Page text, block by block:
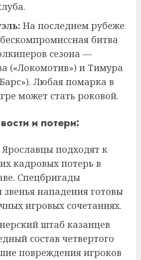
На последнем рубеже
битва
сезона —
(«Локомотив») и Тимура
Любая помарка в
может стать роковой.
и потери:
Ярославцы подходят к
кадровых потерь в
Спецбригады
нападения готовы
игровых сочетаниях.
штаб казанцев
состав четвертого
повреждения игроков